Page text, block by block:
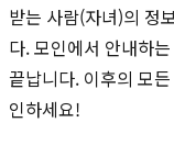
받는 사람(자녀)의 정
다. 모인에서 안내하
끝납니다. 이후의 모
인하세요!